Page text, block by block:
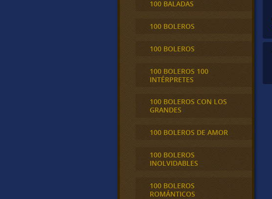
100 BALADAS
100 BOLEROS
100 BOLEROS
100 BOLEROS 100
INTÉRPRETES
100 BOLEROS CON LOS
GRANDES
100 BOLEROS DE AMOR
100 BOLEROS
INOLVIDABLES
100 BOLEROS
ROMÁNTICOS